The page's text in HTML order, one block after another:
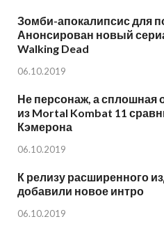
Зомби-апокалипсис для
Анонсирован новый
Walking Dead
06.10.2019
Не персонаж, а сплошная
из Mortal Kombat 11
Кэмерона
06.10.2019
К релизу расширенного
добавили новое интро
06.10.2019